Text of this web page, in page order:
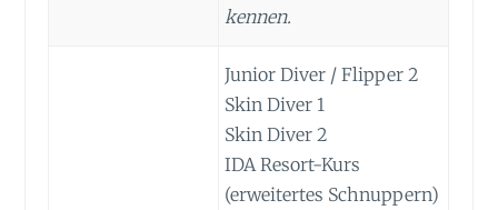
kennen.
Junior Diver / Flipper 2
Skin Diver 1
Skin Diver 2
IDA Resort-Kurs
(erweitertes Schnuppern)